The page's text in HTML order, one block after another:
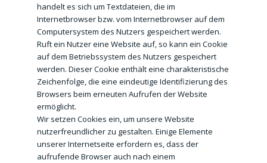
handelt es sich um Textdateien, die im
Internetbrowser bzw. vom Internetbrowser auf dem
Computersystem des Nutzers gespeichert werden.
Ruft ein Nutzer eine Website auf, so kann ein Cookie
auf dem Betriebssystem des Nutzers gespeichert
werden. Dieser Cookie enthält eine charakteristische
Zeichenfolge, die eine eindeutige Identifizierung des
Browsers beim erneuten Aufrufen der Website
ermöglicht.
Wir setzen Cookies ein, um unsere Website
nutzerfreundlicher zu gestalten. Einige Elemente
unserer Internetseite erfordern es, dass der
aufrufende Browser auch nach einem